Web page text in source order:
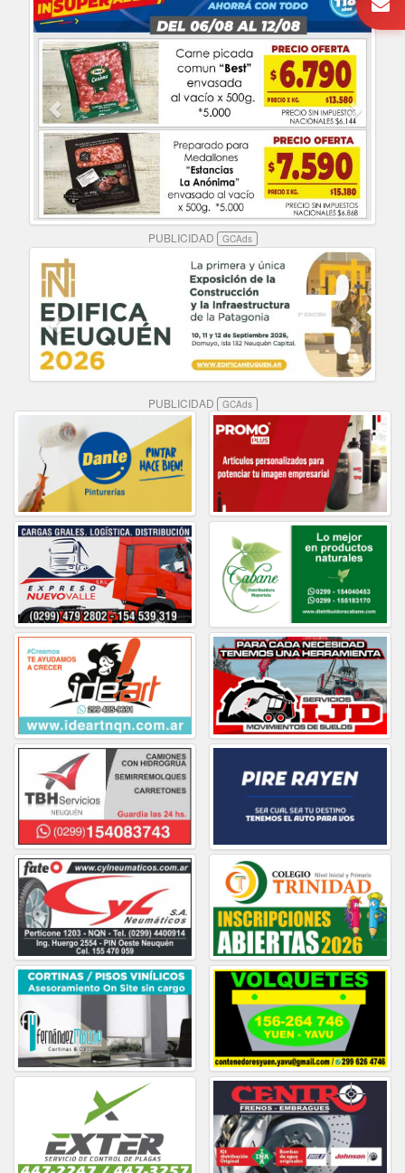
PUBLICIDAD GCAds
PUBLICIDAD GCAds